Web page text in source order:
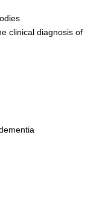
clinical diagnosis of